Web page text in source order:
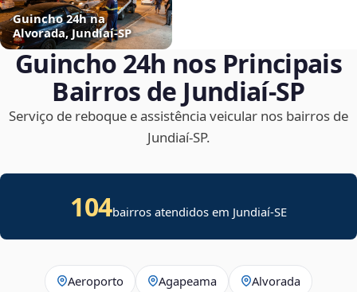
Guincho 24h na
Alvorada, Jundiaí‑SP
Guincho 24h nos Principais
Bairros de Jundiaí‑SP
Serviço de reboque e assistência veicular nos bairros de
Jundiaí‑SP.
104bairros atendidos em Jundiaí-SE
Aeroporto Agapeama Alvorada